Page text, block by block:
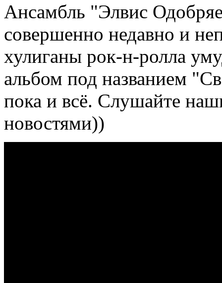
Ансамбль "Элвис
совершенно недавно и
хулиганы рок-н-ролла
альбом под названием
пока и всё. Слушайте
новостями))